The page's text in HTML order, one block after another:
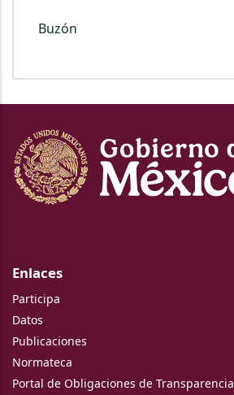
Buzón
Enlaces
Participa
Datos
Publicaciones
Normateca
Portal de Obligaciones de Transparencia